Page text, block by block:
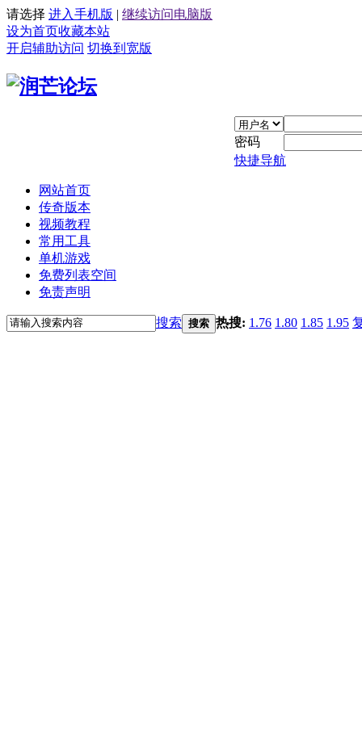
请选择 进入手机版 | 继续访问电脑版
设为首页收藏本站
开启辅助访问 切换到宽版
密码
快捷导航
网站首页
传奇版本
视频教程
常用工具
单机游戏
免费列表空间
免责声明
搜索 搜索 热搜: 1.76 1.80 1.85 1.95